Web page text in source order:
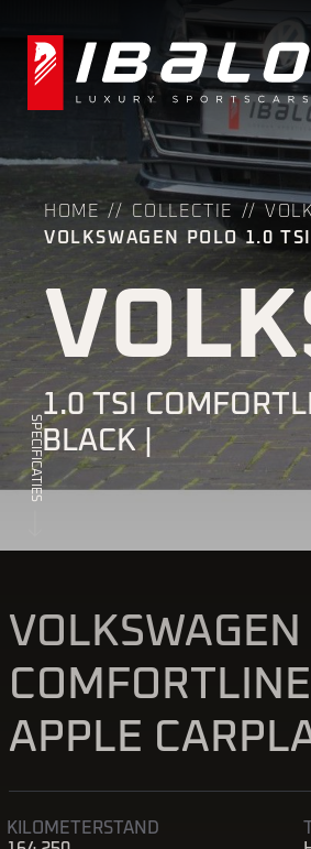
HOME COLLECTIE
VOLKSWAGEN POLO 1.0
1.0 TSI
BLACK |
SPECIFICATIES
VOLKSWAGEN
APPLE
KILOMETERSTAND